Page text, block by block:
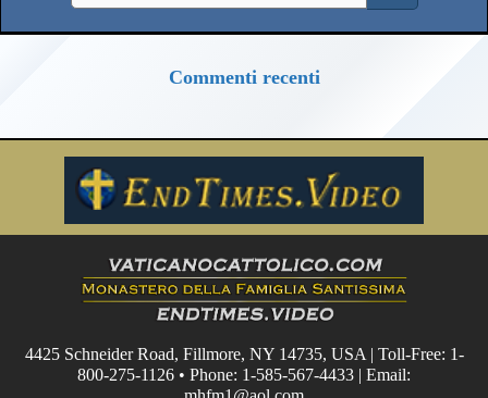
Commenti recenti
4425 Schneider Road, Fillmore, NY 14735, USA | Toll-Free: 1-
800-275-1126 • Phone: 1-585-567-4433 | Email: